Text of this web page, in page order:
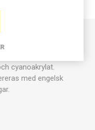
fingeravtryck då ex
för
cyanoakrylat.
med engelsk